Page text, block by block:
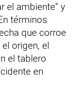
el ambiente” y
términos
que corroe
origen, el
el tablero
en